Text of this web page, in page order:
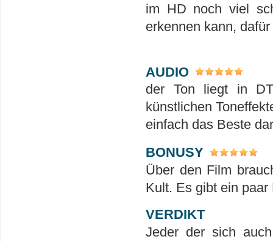
im HD noch viel
erkennen kann,
AUDIO
der Ton liegt in
künstlichen
einfach das Beste
BONUSY
Über den Film
Kult. Es gibt ein paar
VERDIKT
Jeder der sich